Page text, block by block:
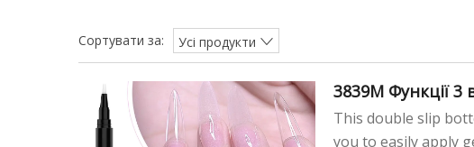
Сортувати за: Усі продукти
3839M Функції
я нігтів
This double slip
you to easily apply